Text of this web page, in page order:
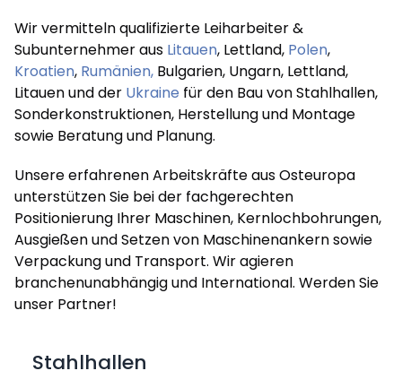
Wir vermitteln qualifizierte Leiharbeiter &
Subunternehmer aus Litauen, Lettland, Polen,
Kroatien, Rumänien, Bulgarien, Ungarn, Lettland,
Litauen und der Ukraine für den Bau von Stahlhallen,
Sonderkonstruktionen, Herstellung und Montage
sowie Beratung und Planung.
Unsere erfahrenen Arbeitskräfte aus Osteuropa
unterstützen Sie bei der fachgerechten
Positionierung Ihrer Maschinen, Kernlochbohrungen,
Ausgießen und Setzen von Maschinenankern sowie
Verpackung und Transport. Wir agieren
branchenunabhängig und International. Werden Sie
unser Partner!
Stahlhallen